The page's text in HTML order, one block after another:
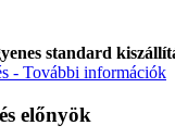
standard
- További információk
előnyök